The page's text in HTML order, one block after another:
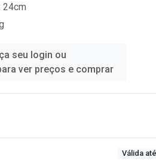
24cm
seu login ou
ver preços e comprar
Válida